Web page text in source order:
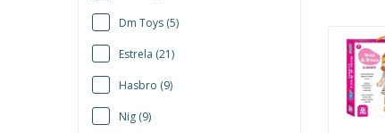
Dm Toys (5)
Estrela (21)
Hasbro (9)
Nig (9)